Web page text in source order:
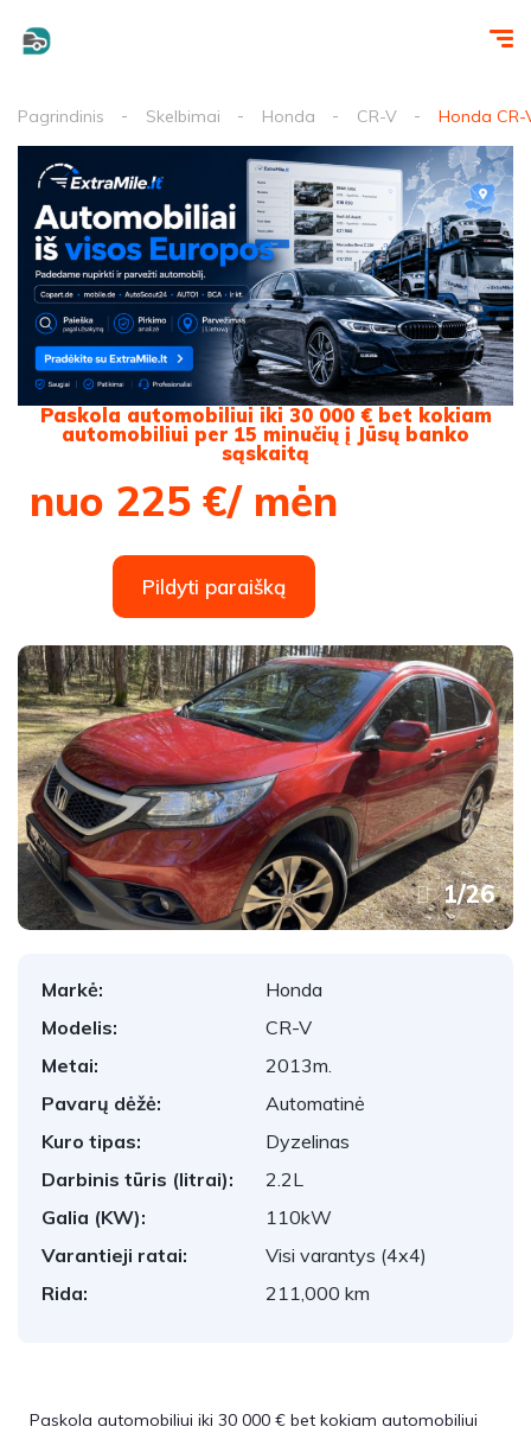
Pagrindinis Skelbimai Honda CR-V Honda
Paskola automobiliui iki 30 000 € bet kokiam
automobiliui per 15 minučių į Jūsų banko
sąskaitą
nuo 225 €/ mėn
Pildyti paraišką
1/26
Markė:
Honda
Modelis:
CR-V
Metai:
2013m.
Pavarų dėžė:
Automatinė
Kuro tipas:
Dyzelinas
Darbinis tūris (litrai):
2.2L
Galia (KW):
110kW
Varantieji ratai:
Visi varantys (4x4)
Rida:
211,000 km
Paskola automobiliui iki 30 000 € bet kokiam automobiliui